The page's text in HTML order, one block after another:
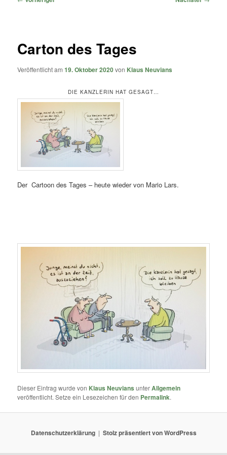
Carton des Tages
Veröffentlicht am19. Oktober 2020von Klaus Neuvians
DIE KANZLERIN HAT GESAGT…
Der Cartoon des Tages – heute wieder von Mario Lars.
Dieser Eintrag wurde von Klaus Neuvians unterAllgemein
veröffentlicht. Setze ein Lesezeichen für den Permalink.
Datenschutzerklärung Stolz präsentiert von WordPress